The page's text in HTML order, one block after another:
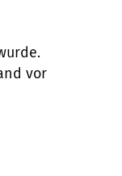
vor